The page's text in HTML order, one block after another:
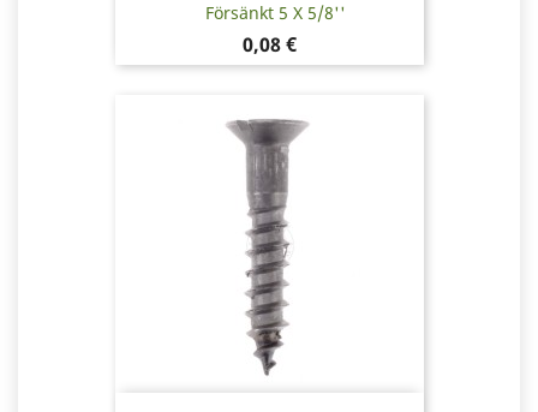
Försänkt 5 X 5/8''
Pris
0,08 €